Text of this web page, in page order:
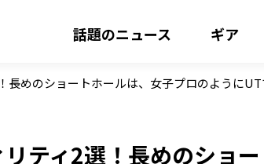
話題のニュース ギア
長めのショートホールは、女子プロのようにUT
ティ2選！長めのショー